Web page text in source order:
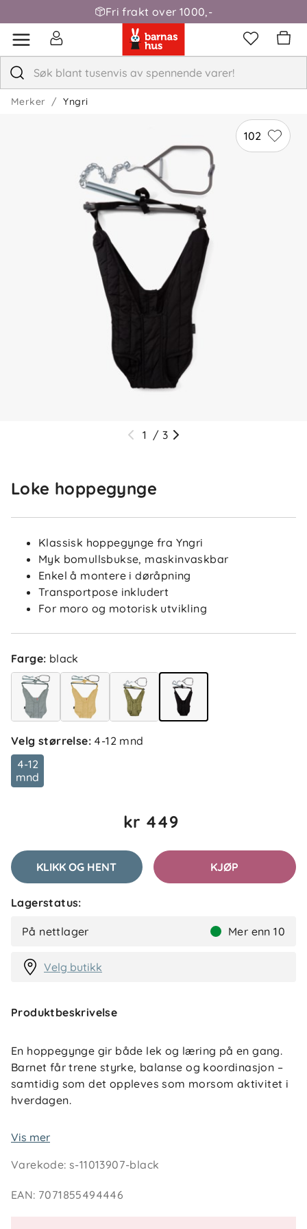
Fri frakt over 1000,-
Merker Yngri
102
1 / 3
Loke hoppegynge
Klassisk hoppegynge fra Yngri
Myk bomullsbukse, maskinvaskbar
Enkel å montere i døråpning
Transportpose inkludert
For moro og motorisk utvikling
Farge: black
Velg størrelse: 4-12 mnd
4-12
mnd
kr 449
KLIKK OG HENT KJØP
Lagerstatus:
På nettlager Mer enn 10
Velg butikk
Produktbeskrivelse
En hoppegynge gir både lek og læring på en gang.
Barnet får trene styrke, balanse og koordinasjon –
samtidig som det oppleves som morsom aktivitet i
hverdagen.
Yngri Loke hoppegynge har vært en favoritt i flere
løsninger. Den myke bomullsbuksen kan enkelt
døråpning eller med en solid takkrok. Med
Vis mer
Varekode:s-11013907-black
EAN: 7071855494446